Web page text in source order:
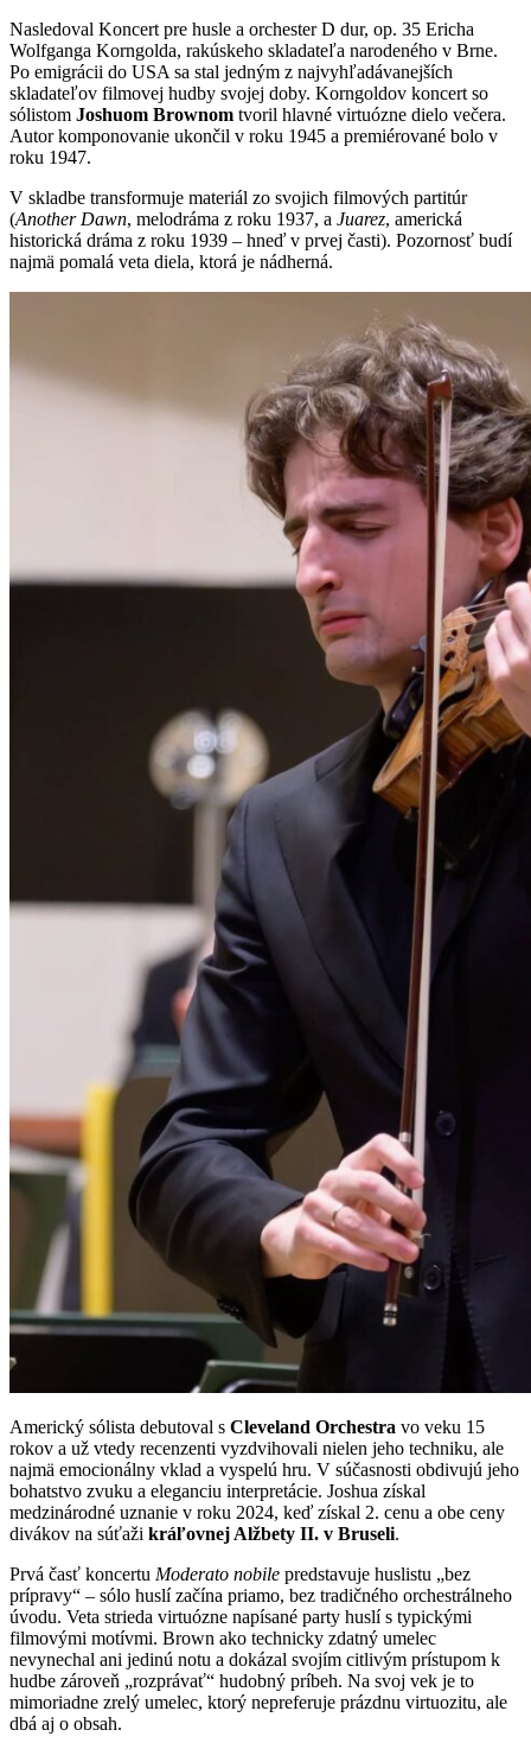
Nasledoval Koncert pre husle a orchester D dur, op. 35 Ericha
Wolfganga Korngolda, rakúskeho skladateľa narodeného v Brne.
Po emigrácii do USA sa stal jedným z najvyhľadávanejších
skladateľov filmovej hudby svojej doby. Korngoldov koncert so
sólistom Joshuom Brownom tvoril hlavné virtuózne dielo večera.
Autor komponovanie ukončil v roku 1945 a premiérované bolo v
roku 1947.
V skladbe transformuje materiál zo svojich filmových partitúr
(Another Dawn, melodráma z roku 1937, a Juarez, americká
historická dráma z roku 1939 – hneď v prvej časti). Pozornosť budí
najmä pomalá veta diela, ktorá je nádherná.
Americký sólista debutoval s Cleveland Orchestra vo veku 15
rokov a už vtedy recenzenti vyzdvihovali nielen jeho techniku, ale
najmä emocionálny vklad a vyspelú hru. V súčasnosti obdivujú jeho
bohatstvo zvuku a eleganciu interpretácie. Joshua získal
medzinárodné uznanie v roku 2024, keď získal 2. cenu a obe ceny
divákov na súťaži kráľovnej Alžbety II. v Bruseli.
Prvá časť koncertu Moderato nobile predstavuje huslistu „bez
prípravy“ – sólo huslí začína priamo, bez tradičného orchestrálneho
úvodu. Veta strieda virtuózne napísané party huslí s typickými
filmovými motívmi. Brown ako technicky zdatný umelec
nevynechal ani jedinú notu a dokázal svojím citlivým prístupom k
hudbe zároveň „rozprávať“ hudobný príbeh. Na svoj vek je to
mimoriadne zrelý umelec, ktorý nepreferuje prázdnu virtuozitu, ale
dbá aj o obsah.